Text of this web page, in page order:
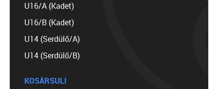
U16/A (Kadet)
U16/B (Kadet)
U14 (Serdülő/A)
U14 (Serdülő/B)
KOSÁRSULI